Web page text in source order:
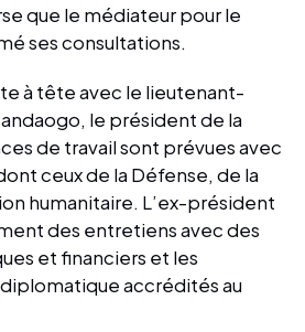
que le médiateur pour le
ses consultations.
à tête avec le lieutenant-
le président de la
de travail sont prévues avec
ceux de la Défense, de la
humanitaire. L’ex-président
des entretiens avec des
et financiers et les
accrédités au